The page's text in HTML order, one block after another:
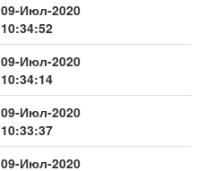
09-Июл-2020
10:34:52
09-Июл-2020
10:34:14
09-Июл-2020
10:33:37
09-Июл-2020